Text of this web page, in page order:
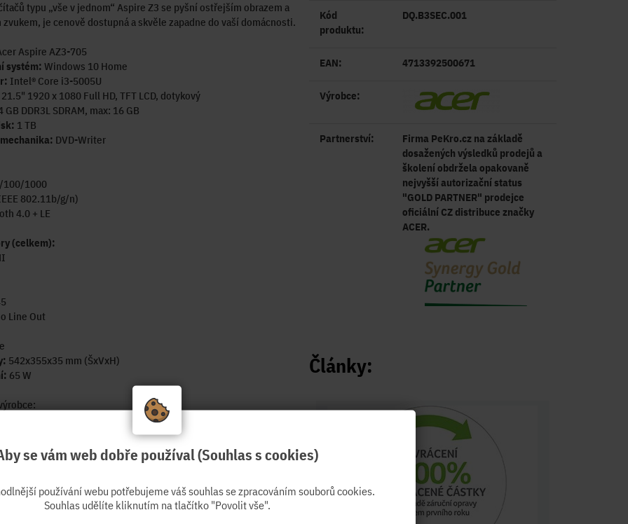
typu „vše v jednom“ Aspire Z3 se pyšní ostřejším obrazem a
je cenově dostupná a skvěle zapadne do vaší domácnosti.
Aspire AZ3-705
systém: Windows 10 Home
Intel® Core i3-5005U
21.5" 1920 x 1080 Full HD, TFT LCD, dotykový
GB DDR3L SDRAM, max: 16 GB
1 TB
DVD-Writer
100/1000
802.11b/g/n)
4.0 + LE
(celkem):
Line Out
542x355x35 mm (ŠxVxH)
65 W
ac/cs/CZ/content/model/DQ.B3SEC.001
Kód
produktu:
DQ.B3SEC.001
EAN: 4713392500671
Výrobce:
Partnerství:
Firma PeKro.cz na základě
dosažených výsledků prodejů a
školení obdržela opakovaně
nejvyšší autorizační status
"GOLD PARTNER" prodejce
oficiální CZ distribuce značky
ACER.
Články:
se vám web dobře používal (Souhlas s cookies)
používání webu potřebujeme váš souhlas se zpracováním souborů cookies.
Souhlas udělíte kliknutím na tlačítko "Povolit vše".